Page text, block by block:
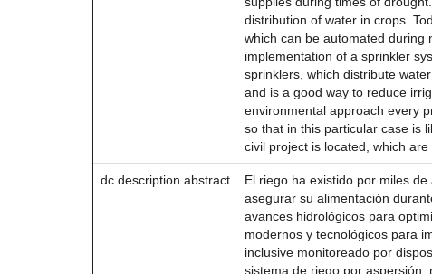
distribution of water in crops.
which can be automated during
implementation of a sprinkler
sprinklers, which distribute
and is a good way to reduce
environmental approach every
so that in this particular case is
civil project is located, which
dc.description.abstract
El riego ha existido por miles
asegurar su alimentación
avances hidrológicos para
modernos y tecnológicos para
inclusive monitoreado por
sistema de riego por aspersión,